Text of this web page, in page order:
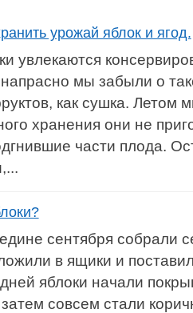
урожай яблок и ягод.
увлекаются
мы забыли о
как сушка. Летом
хранения они не
части плода.
сентября собрали
в ящики и
яблоки начали
совсем стали